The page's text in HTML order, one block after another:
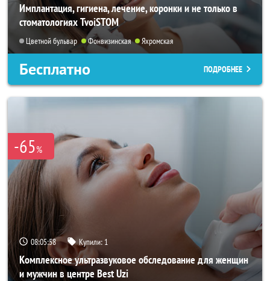
Имплантация, гигиена, лечение, коронки и не только в
стоматологиях TvoiSTOM
Цветной бульвар Фонвизинская Яхромская
Бесплатно ПОДРОБНЕЕ
-65%
08:05:55 Купили: 1
Комплексное ультразвуковое обследование для женщин
и мужчин в центре Best Uzi